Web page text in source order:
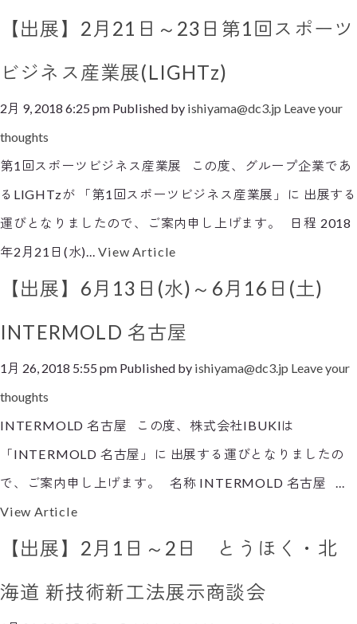
【出展】2月21日～23日第1回スポーツ
ビジネス産業展(LIGHTz)
2月 9, 2018 6:25 pm Published by ishiyama@dc3.jp Leave your
thoughts
第1回スポーツビジネス産業展 この度、グループ企業であ
るLIGHTzが 「第1回スポーツビジネス産業展」に 出展する
運びとなりましたので、ご案内申し上げます。 日程 2018
年2月21日(水)...View Article
【出展】6月13日(水)～6月16日(土)
INTERMOLD 名古屋
1月 26, 2018 5:55 pm Published by ishiyama@dc3.jp Leave your
thoughts
INTERMOLD 名古屋 この度、株式会社IBUKIは
「INTERMOLD 名古屋」に 出展する運びとなりましたの
で、ご案内申し上げます。 名称 INTERMOLD 名古屋 ...
View Article
【出展】2月1日～2日 とうほく・北
海道 新技術新工法展示商談会